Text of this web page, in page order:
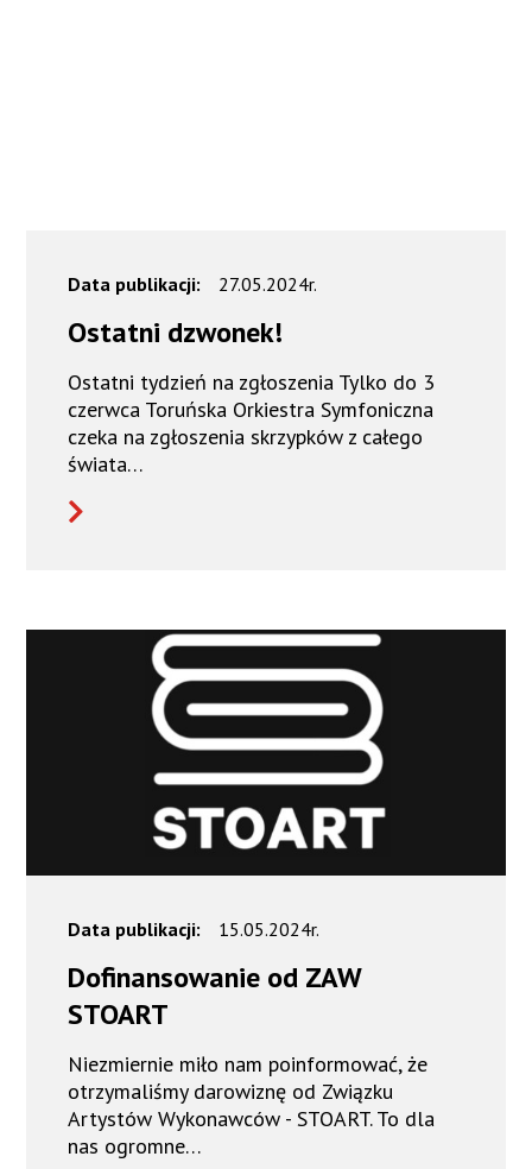
Data publikacji: 27.05.2024r.
Ostatni dzwonek!
Ostatni tydzień na zgłoszenia Tylko do 3
czerwca Toruńska Orkiestra Symfoniczna
czeka na zgłoszenia skrzypków z całego
świata…
Data publikacji: 15.05.2024r.
Dofinansowanie od ZAW
STOART
Niezmiernie miło nam poinformować, że
otrzymaliśmy darowiznę od Związku
Artystów Wykonawców - STOART. To dla
nas ogromne…